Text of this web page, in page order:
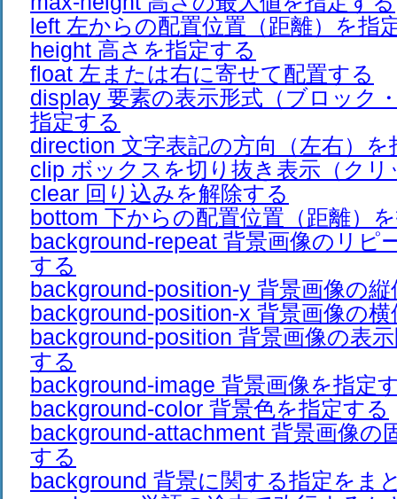
left 左からの配置位置（距離）を指
height 高さを指定する
float 左または右に寄せて配置する
display 要素の表示形式（ブロック
指定する
direction 文字表記の方向（左右）を
clip ボックスを切り抜き表示（ク
clear 回り込みを解除する
bottom 下からの配置位置（距離）
background-repeat 背景画像のリピ
する
background-position-y 背景画像の
background-position-x 背景画像の
background-position 背景画像の表
する
background-image 背景画像を指定
background-color 背景色を指定する
background-attachment 背景画像の
する
background 背景に関する指定をま